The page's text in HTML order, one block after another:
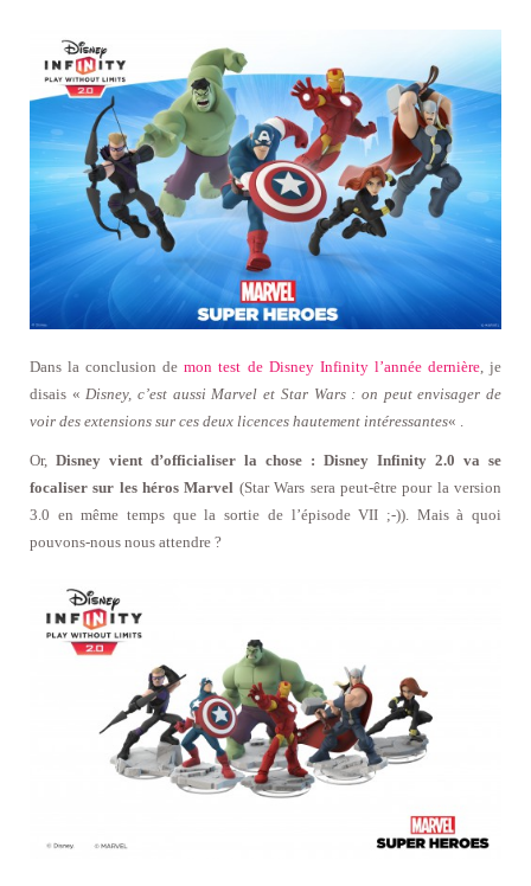
Dans la conclusion demon test de Disney Infinity l’année dernière, je
disais «Disney, c’est aussi Marvel et Star Wars : on peut envisager de
voir des extensions sur ces deux licences hautement intéressantes« .
Or, Disney vient d’officialiser la chose : Disney Infinity 2.0 va se
focaliser sur les héros Marvel (Star Wars sera peut-être pour la version
3.0 en même temps que la sortie de l’épisode VII ;-)). Mais à quoi
pouvons-nous nous attendre ?